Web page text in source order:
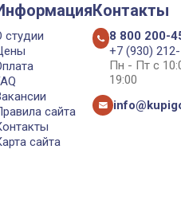
студии
сайта
сайта
Контакты
8 800 200-
+7 (930)
Пн - Пт с
19:00